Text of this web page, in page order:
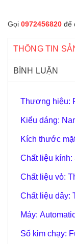
Gọi 0972456820 để
THÔNG TIN
BÌNH LUẬN
Thương hiệu:
Kiểu dáng:
Kích thước
Chất liệu kính:
Chất liệu vỏ:
Chất liệu dây:
Máy:
Số kim chạy: